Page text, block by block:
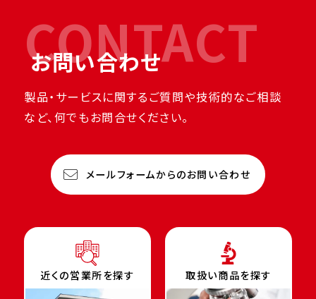
CONTACT
お問い合わせ
製品・サービスに関するご質問や技術的なご相談
など、何でもお問合せください。
メールフォームからのお問い合わせ
近くの営業所を探す 取扱い商品を探す